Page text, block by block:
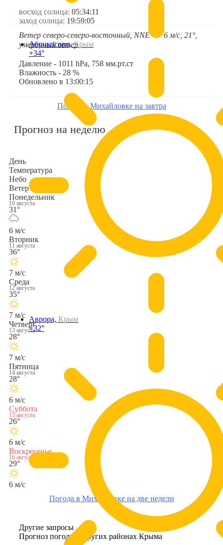
Абрикосово,Крым
+34°
Аврора, Крым
+32°
восход солнца: 05:34:11
заход солнца: 19:59:05
Ветер северо-северо-восточный, NNE ➤ 6 м/с, 21°,
умеренный ветер
Давление - 1011 hPa, 758 мм.рт.ст
Влажность - 28 %
Обновлено в 13:00:15
Погода в Михайловке на завтра
Прогноз на неделю
День
Температура
Небо
Ветер
Понедельник
10 августа
31°
6 м/с
Вторник
11 августа
36°
7 м/с
Среда
12 августа
35°
7 м/с
Четверг
13 августа
28°
7 м/с
Пятница
14 августа
28°
6 м/с
Суббота
15 августа
26°
6 м/с
Воскресенье
16 августа
29°
6 м/с
Погода в Михайловке на две недели
Другие запросы
Прогноз погоды в других районах Крыма